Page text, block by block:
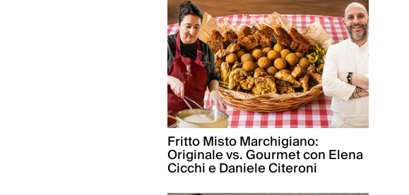
Fritto Misto Marchigiano:
Originale vs. Gourmet con Elena
Cicchi e Daniele Citeroni